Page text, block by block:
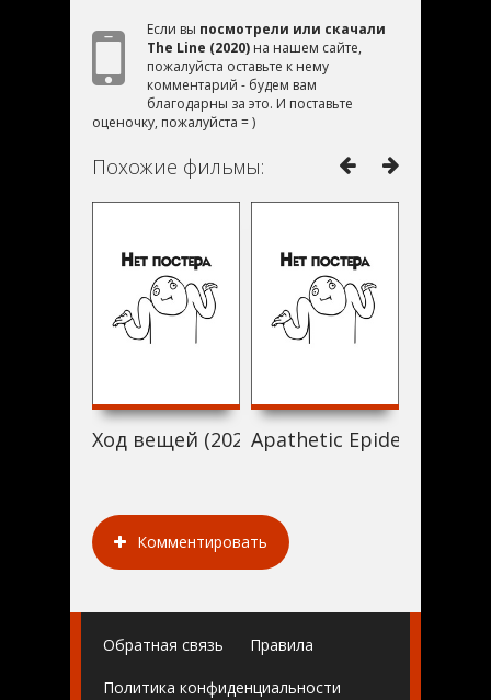
Если вы посмотрели или скачали
The Line (2020) на нашем сайте,
пожалуйста оставьте к нему
комментарий - будем вам
благодарны за это. И поставьте
оценочку, пожалуйста = )
Похожие фильмы:
Ход вещей (2020)Apathetic Epidemic
Комментировать
Обратная связь Правила
Политика конфиденциальности